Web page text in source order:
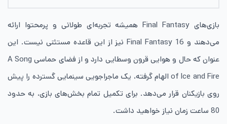
بازی‌های Final Fantasy همیشه تجربه‌ای طولانی و پرمحتوا ارائه
می‌دهند و Final Fantasy 16 نیز از این قاعده مستثنی نیست. این
عنوان که حال و هوایی قرون وسطایی دارد و از فضای حماسی A Song
of Ice and Fire الهام گرفته، یک ماجراجویی سینمایی گسترده را پیش
روی بازیکنان قرار می‌دهد. برای تکمیل تمام بخش‌های بازی، به حدود
80 ساعت زمان نیاز خواهید داشت.